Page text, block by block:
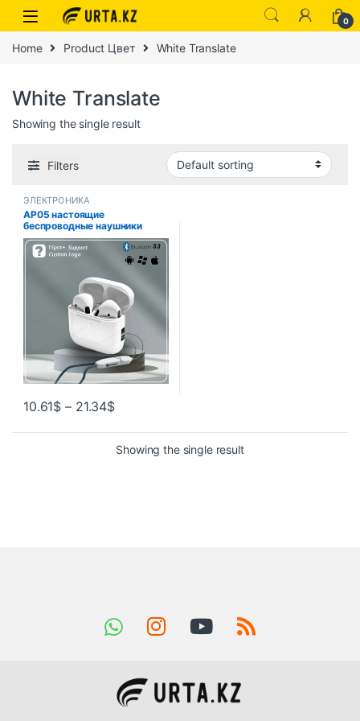
0
Home Product Цвет White Translate
White Translate
Showing the single result
Filters
ЭЛЕКТРОНИКА
AP05 настоящие
беспроводные наушники
Buds5 HIFI стереозвук
Bluetooth5.3 спортивные
наушники с микрофоном для
10.61$ – 21.34$
Showing the single result